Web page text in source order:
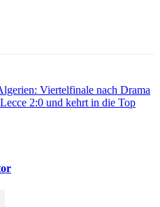
Viertelfinale nach Drama
2:0 und kehrt in die Top